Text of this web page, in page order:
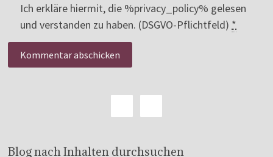
Ich erkläre hiermit, die %privacy_policy% gelesen
und verstanden zu haben. (DSGVO-Pflichtfeld) *
Blog nach Inhalten durchsuchen